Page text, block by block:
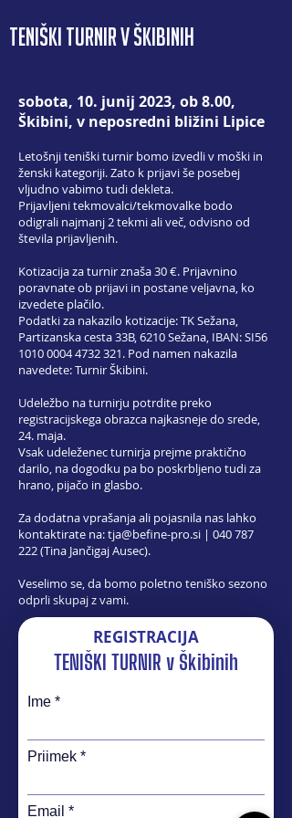
TENIŠKI TURNIR v Škibinih
sobota, 10. junij 2023, ob 8.00,
Škibini, v neposredni bližini Lipice
Letošnji teniški turnir bomo izvedli v moški in
ženski kategoriji. Zato k prijavi še posebej
vljudno vabimo tudi dekleta.
Prijavljeni tekmovalci/tekmovalke bodo
odigrali najmanj 2 tekmi ali več, odvisno od
števila prijavljenih.
Kotizacija za turnir znaša 30 €. Prijavnino
poravnate ob prijavi in postane veljavna, ko
izvedete plačilo.
Podatki za nakazilo kotizacije: TK Sežana,
Partizanska cesta 33B, 6210 Sežana, IBAN: SI56
1010 0004 4732 321. Pod namen nakazila
navedete: Turnir Škibini.
Udeležbo na turnirju potrdite preko
registracijskega obrazca najkasneje do srede,
24. maja.
Vsak udeleženec turnirja prejme praktično
darilo, na dogodku pa bo poskrbljeno tudi za
hrano, pijačo in glasbo.
Za dodatna vprašanja ali pojasnila nas lahko
kontaktirate na:tja@befine-pro.si | 040 787
222(Tina Jančigaj Ausec).
Veselimo se, da bomo poletno teniško sezono
odprli skupaj z vami.
REGISTRACIJA
TENIŠKI TURNIR v Škibinih
Ime
Priimek
Email